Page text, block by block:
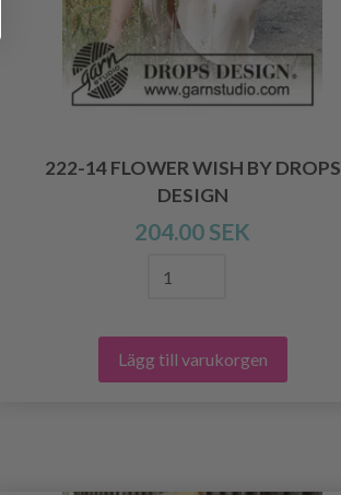
222-14 FLOWER WISH BY DROPS
DESIGN
204.00 SEK
Lägg till varukorgen